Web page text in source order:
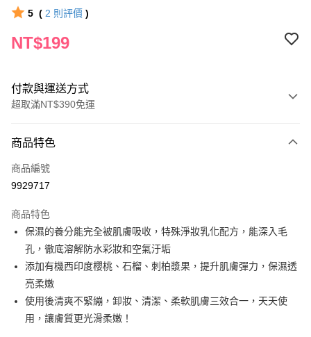
5 ( 2 則評價 )
NT$199
付款與運送方式
超取滿NT$390免運
POYA支付
信用卡一次付款
LINE Pay
Apple Pay
街口支付
悠遊付
商品特色
商品編號
9929717
商品特色
保濕的養分能完全被肌膚吸收，特殊淨妝乳化配方，能深入毛
孔，徹底溶解防水彩妝和空氣汙垢
添加有機西印度櫻桃、石榴、刺柏漿果，提升肌膚彈力，保濕透
亮柔嫩
使用後清爽不緊繃，卸妝、清潔、柔軟肌膚三效合一，天天使
用，讓膚質更光滑柔嫩！